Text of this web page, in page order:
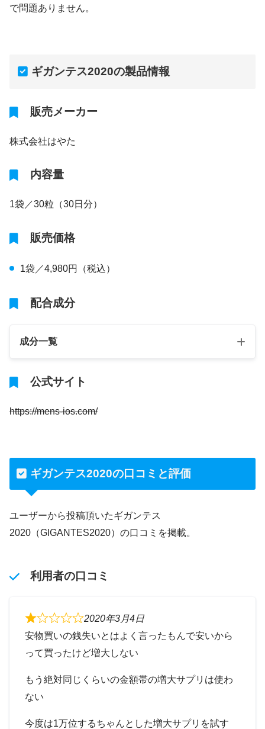
で問題ありません。
ギガンテス2020の製品情報
販売メーカー
株式会社はやた
内容量
1袋／30粒（30日分）
販売価格
1袋／4,980円（税込）
配合成分
成分一覧
公式サイト
https://mens-ios.com/
ギガンテス2020の口コミと評価
ユーザーから投稿頂いたギガンテス
2020（GIGANTES2020）の口コミを掲載。
利用者の口コミ
2020年3月4日
安物買いの銭失いとはよく言ったもんで安いから
って買ったけど増大しない
もう絶対同じくらいの金額帯の増大サプリは使わ
ない
今度は1万位するちゃんとした増大サプリを試す